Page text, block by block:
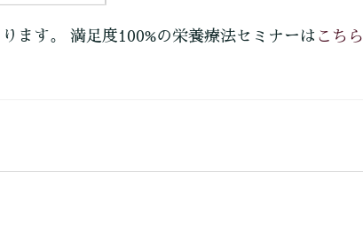
ます。 満足度100%の栄養療法セミナーは こちら